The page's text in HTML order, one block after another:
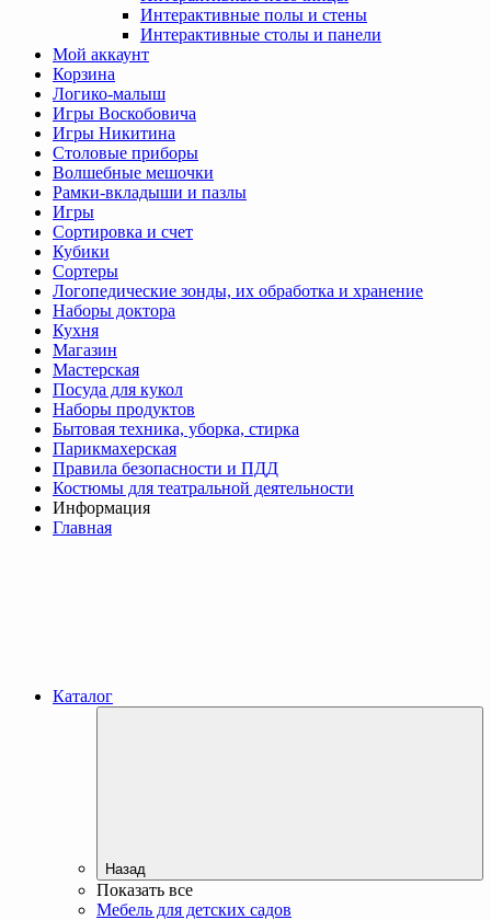
Интерактивные полы и стены
Интерактивные столы и панели
Мой аккаунт
Корзина
Логико-малыш
Игры Воскобовича
Игры Никитина
Столовые приборы
Волшебные мешочки
Рамки-вкладыши и пазлы
Игры
Сортировка и счет
Кубики
Сортеры
Логопедические зонды, их обработка и хранение
Наборы доктора
Кухня
Магазин
Мастерская
Посуда для кукол
Наборы продуктов
Бытовая техника, уборка, стирка
Парикмахерская
Правила безопасности и ПДД
Костюмы для театральной деятельности
Информация
Главная
Каталог
Назад
Показать все
Мебель для детских садов